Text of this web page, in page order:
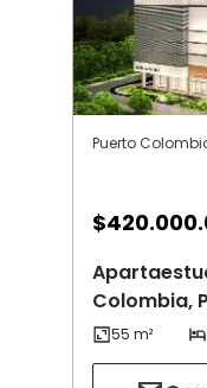
Puerto
$
Colombia,